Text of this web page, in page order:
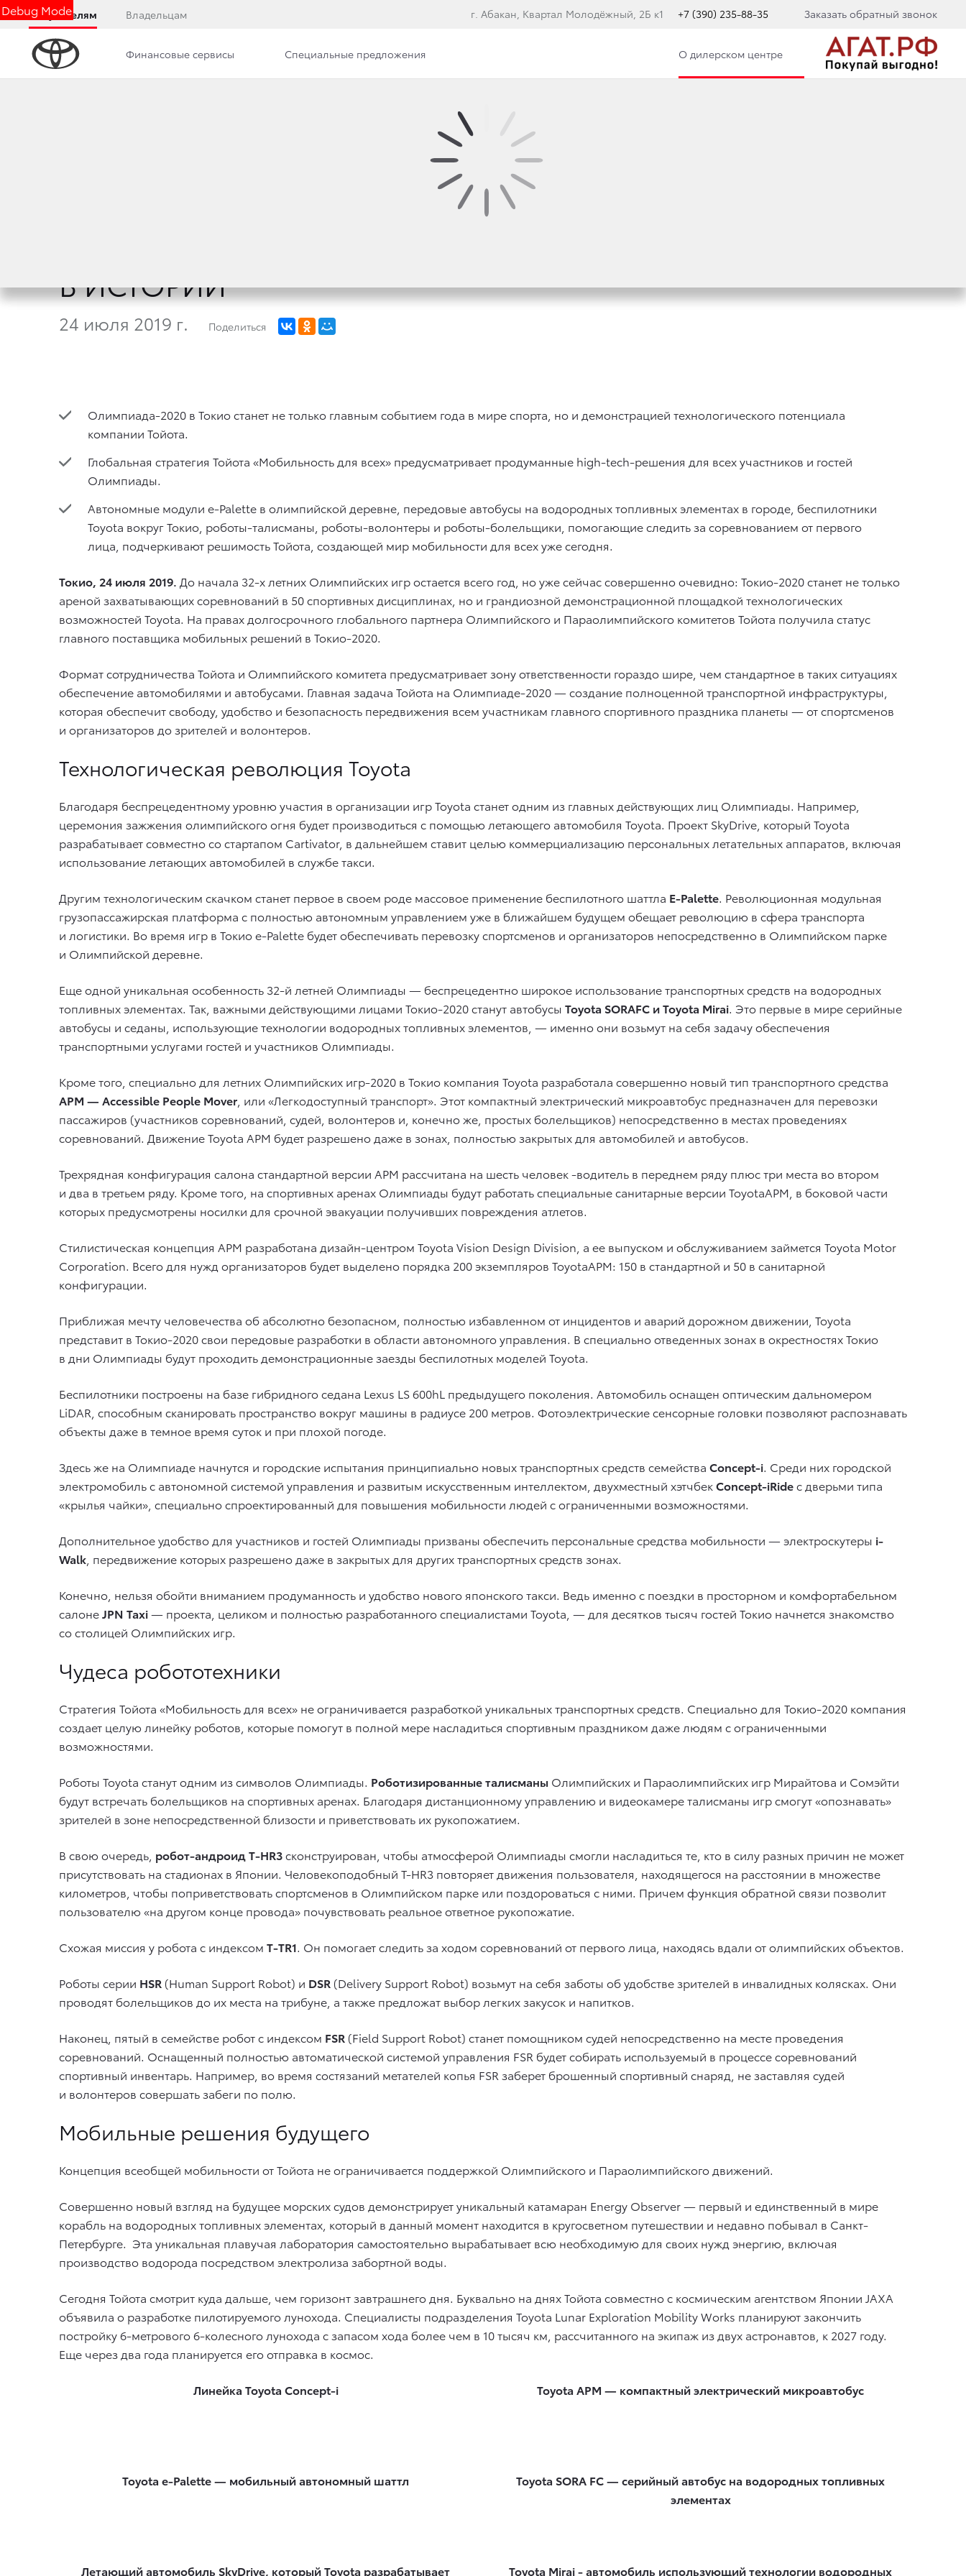
Debug Mode
Покупателям Владельцам г. Абакан, Квартал Молодёжный, 2Б к1 +7 (390) 235-88-35 Заказать обратный звонок
Финансовые сервисы Специальные предложения О дилерском центре
РОБОТЫ, БЕСПИЛОТНИКИ, ВОДОРОДНЫЕ АВТОБУСЫ
И ЛЕТАЮЩИЕ АВТОМОБИЛИ: TOYOTA ПРЕВРАТИТ
В ИСТОРИИ
24 июля 2019 г. Поделиться
Олимпиада-2020 в Токио станет не только главным событием года в мире спорта, но и демонстрацией технологического потенциала
компании Тойота.
Глобальная стратегия Тойота «Мобильность для всех» предусматривает продуманные high-tech-решения для всех участников и гостей
Олимпиады.
Автономные модули e-Palette в олимпийской деревне, передовые автобусы на водородных топливных элементах в городе, беспилотники
Toyota вокруг Токио, роботы-талисманы, роботы-волонтеры и роботы-болельщики, помогающие следить за соревнованием от первого
лица, подчеркивают решимость Тойота, создающей мир мобильности для всех уже сегодня.
Токио, 24 июля 2019. До начала 32-х летних Олимпийских игр остается всего год, но уже сейчас совершенно очевидно: Токио-2020 станет не только
ареной захватывающих соревнований в 50 спортивных дисциплинах, но и грандиозной демонстрационной площадкой технологических
возможностей Toyota. На правах долгосрочного глобального партнера Олимпийского и Параолимпийского комитетов Тойота получила статус
главного поставщика мобильных решений в Токио-2020.
Формат сотрудничества Тойота и Олимпийского комитета предусматривает зону ответственности гораздо шире, чем стандартное в таких ситуациях
обеспечение автомобилями и автобусами. Главная задача Тойота на Олимпиаде-2020 — создание полноценной транспортной инфраструктуры,
которая обеспечит свободу, удобство и безопасность передвижения всем участникам главного спортивного праздника планеты — от спортсменов
и организаторов до зрителей и волонтеров.
Технологическая революция Toyota
Благодаря беспрецедентному уровню участия в организации игр Toyota станет одним из главных действующих лиц Олимпиады. Например,
церемония зажжения олимпийского огня будет производиться с помощью летающего автомобиля Toyota. Проект SkyDrive, который Toyota
разрабатывает совместно со стартапом Cartivator, в дальнейшем ставит целью коммерциализацию персональных летательных аппаратов, включая
использование летающих автомобилей в службе такси.
Другим технологическим скачком станет первое в своем роде массовое применение беспилотного шаттла E-Palette. Революционная модульная
грузопассажирская платформа с полностью автономным управлением уже в ближайшем будущем обещает революцию в сфера транспорта
и логистики. Во время игр в Токио e-Palette будет обеспечивать перевозку спортсменов и организаторов непосредственно в Олимпийском парке
и Олимпийской деревне.
Еще одной уникальная особенность 32-й летней Олимпиады — беспрецедентно широкое использование транспортных средств на водородных
топливных элементах. Так, важными действующими лицами Токио-2020 станут автобусы Toyota SORAFC и Toyota Mirai. Это первые в мире серийные
автобусы и седаны, использующие технологии водородных топливных элементов, — именно они возьмут на себя задачу обеспечения
транспортными услугами гостей и участников Олимпиады.
Кроме того, специально для летних Олимпийских игр-2020 в Токио компания Toyota разработала совершенно новый тип транспортного средства
APM — Accessible People Mover , или «Легкодоступный транспорт». Этот компактный электрический микроавтобус предназначен для перевозки
пассажиров (участников соревнований, судей, волонтеров и, конечно же, простых болельщиков) непосредственно в местах проведениях
соревнований. Движение Toyota APM будет разрешено даже в зонах, полностью закрытых для автомобилей и автобусов.
Трехрядная конфигурация салона стандартной версии APM рассчитана на шесть человек -водитель в переднем ряду плюс три места во втором
и два в третьем ряду. Кроме того, на спортивных аренах Олимпиады будут работать специальные санитарные версии ToyotaAPM, в боковой части
которых предусмотрены носилки для срочной эвакуации получивших повреждения атлетов.
Стилистическая концепция APM разработана дизайн-центром Toyota Vision Design Division, а ее выпуском и обслуживанием займется Toyota Motor
Corporation. Всего для нужд организаторов будет выделено порядка 200 экземпляров ToyotaAPM: 150 в стандартной и 50 в санитарной
конфигурации.
Приближая мечту человечества об абсолютно безопасном, полностью избавленном от инцидентов и аварий дорожном движении, Toyota
представит в Токио-2020 свои передовые разработки в области автономного управления. В специально отведенных зонах в окрестностях Токио
в дни Олимпиады будут проходить демонстрационные заезды беспилотных моделей Toyota.
Беспилотники построены на базе гибридного седана Lexus LS 600hL предыдущего поколения. Автомобиль оснащен оптическим дальномером
LiDAR, способным сканировать пространство вокруг машины в радиусе 200 метров. Фотоэлектрические сенсорные головки позволяют распознавать
объекты даже в темное время суток и при плохой погоде.
Здесь же на Олимпиаде начнутся и городские испытания принципиально новых транспортных средств семейства Concept-i. Среди них городской
электромобиль с автономной системой управления и развитым искусственным интеллектом, двухместный хэтчбекConcept-iRideс дверьми типа
«крылья чайки», специально спроектированный для повышения мобильности людей с ограниченными возможностями.
Дополнительное удобство для участников и гостей Олимпиады призваны обеспечить персональные средства мобильности — электроскутеры i-
Walk , передвижение которых разрешено даже в закрытых для других транспортных средств зонах.
Конечно, нельзя обойти вниманием продуманность и удобство нового японского такси. Ведь именно с поездки в просторном и комфортабельном
салонеJPN Taxi— проекта, целиком и полностью разработанного специалистами Toyota, — для десятков тысяч гостей Токио начнется знакомство
со столицей Олимпийских игр.
Чудеса робототехники
Стратегия Тойота «Мобильность для всех» не ограничивается разработкой уникальных транспортных средств. Специально для Токио-2020 компания
создает целую линейку роботов, которые помогут в полной мере насладиться спортивным праздником даже людям с ограниченными
возможностями.
Роботы Toyota станут одним из символов Олимпиады. Роботизированные талисманы Олимпийских и Параолимпийских игр Мирайтова и Сомэйти
будут встречать болельщиков на спортивных аренах. Благодаря дистанционному управлению и видеокамере талисманы игр смогут «опознавать»
зрителей в зоне непосредственной близости и приветствовать их рукопожатием.
В свою очередь, робот-андроид T-HR3сконструирован, чтобы атмосферой Олимпиады смогли насладиться те, кто в силу разных причин не может
присутствовать на стадионах в Японии. Человекоподобный T-HR3 повторяет движения пользователя, находящегося на расстоянии в множестве
километров, чтобы поприветствовать спортсменов в Олимпийском парке или поздороваться с ними. Причем функция обратной связи позволит
пользователю «на другом конце провода» почувствовать реальное ответное рукопожатие.
Схожая миссия у робота с индексом T-TR1. Он помогает следить за ходом соревнований от первого лица, находясь вдали от олимпийских объектов.
Роботы серии HSR (Human Support Robot) и DSR (Delivery Support Robot) возьмут на себя заботы об удобстве зрителей в инвалидных колясках. Они
проводят болельщиков до их места на трибуне, а также предложат выбор легких закусок и напитков.
Наконец, пятый в семействе робот с индексом FSR (Field Support Robot) станет помощником судей непосредственно на месте проведения
соревнований. Оснащенный полностью автоматической системой управления FSR будет собирать используемый в процессе соревнований
спортивный инвентарь. Например, во время состязаний метателей копья FSR заберет брошенный спортивный снаряд, не заставляя судей
и волонтеров совершать забеги по полю.
Мобильные решения будущего
Концепция всеобщей мобильности от Тойота не ограничивается поддержкой Олимпийского и Параолимпийского движений.
Совершенно новый взгляд на будущее морских судов демонстрирует уникальный катамаран Energy Observer — первый и единственный в мире
корабль на водородных топливных элементах, который в данный момент находится в кругосветном путешествии и недавно побывал в Санкт-
Петербурге. Эта уникальная плавучая лаборатория самостоятельно вырабатывает всю необходимую для своих нужд энергию, включая
производство водорода посредством электролиза забортной воды.
Сегодня Тойота смотрит куда дальше, чем горизонт завтрашнего дня. Буквально на днях Тойота совместно с космическим агентством Японии JAXA
объявила о разработке пилотируемого лунохода. Специалисты подразделения Toyota Lunar Exploration Mobility Works планируют закончить
постройку 6-метрового 6-колесного лунохода с запасом хода более чем в 10 тысяч км, рассчитанного на экипаж из двух астронавтов, к 2027 году.
Еще через два года планируется его отправка в космос.
Линейка Toyota Concept-i Toyota APM — компактный электрический микроавтобус
Toyota e-Palette — мобильный автономный шаттл
Toyota SORA FC — серийный автобус на водородных топливных
элементах
Летающий автомобиль SkyDrive, который Toyota разрабатывает Toyota Mirai - автомобиль использующий технологии водородных